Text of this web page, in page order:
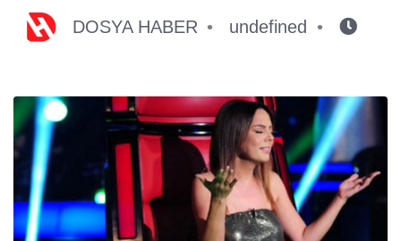
DOSYA HABER undefined